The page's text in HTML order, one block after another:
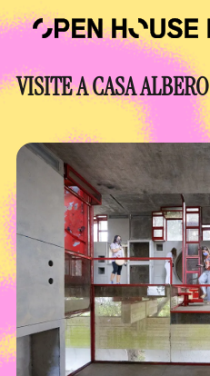
Salta al contenuto principale
VISITE A CASA ALBERO